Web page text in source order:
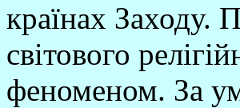
країнах Заходу.
світового
феноменом. За